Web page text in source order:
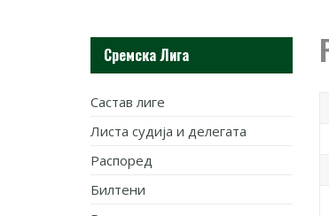
Сремска Лига
Састав лиге
Листа судија и делегата
Распоред
Билтени